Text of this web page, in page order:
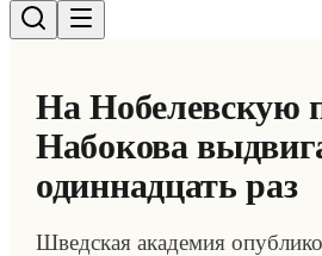
На Нобелевскую
Набокова
одиннадцать раз
Шведская академия